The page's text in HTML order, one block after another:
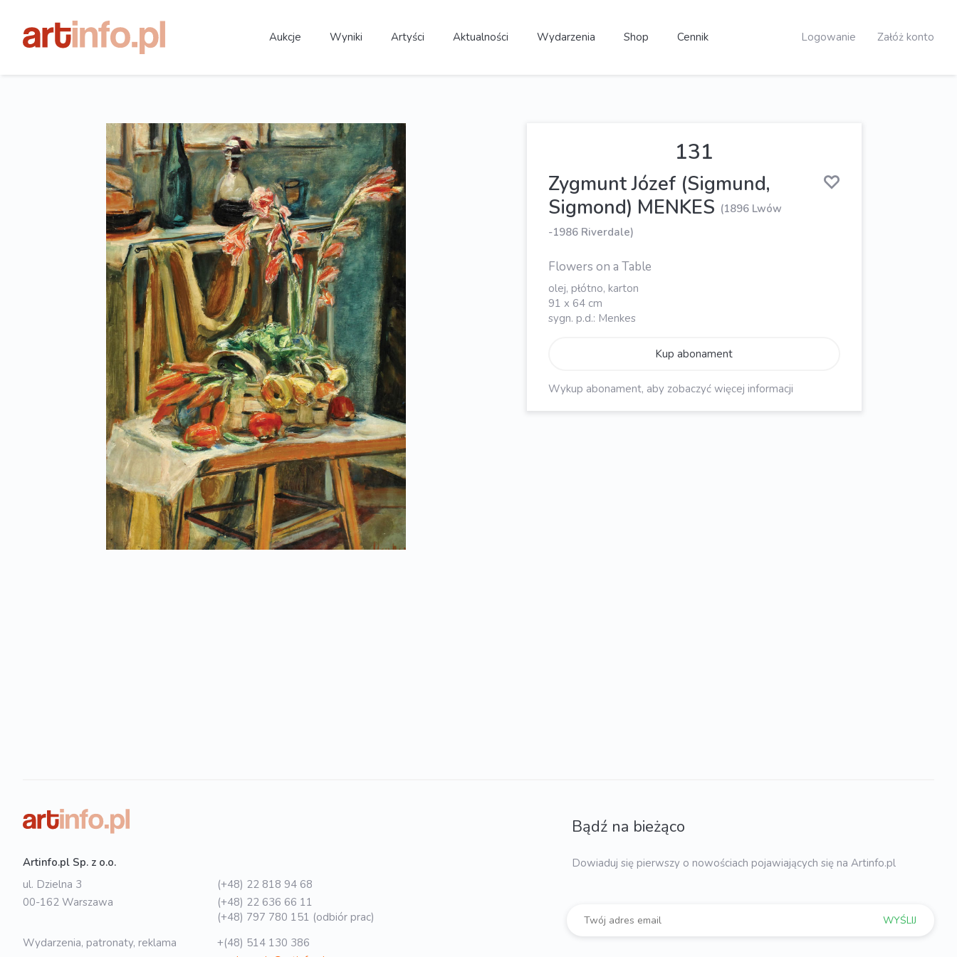
Aukcje Wyniki Artyści Aktualności Wydarzenia Shop Cennik Logowanie Załóż konto
131
Zygmunt Józef (Sigmund,
Sigmond) MENKES (1896 Lwów
-1986 Riverdale)
Flowers on a Table
olej, płótno, karton
91 x 64 cm
sygn. p.d.: Menkes
Kup abonament
Wykup abonament, aby zobaczyć więcej informacji
Artinfo.pl Sp. z o.o.
ul. Dzielna 3
00-162 Warszawa
(+48) 22 818 94 68
(+48) 22 636 66 11
(+48) 797 780 151 (odbiór prac)
Wydarzenia, patronaty, reklama
+(48) 514 130 386
Bądź na bieżąco
Dowiaduj się pierwszy o nowościach pojawiających się na Artinfo.pl
WYŚLIJ